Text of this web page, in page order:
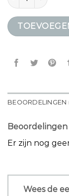
BEOORDELINGEN
Beoordelingen
Er zijn nog
Wees de